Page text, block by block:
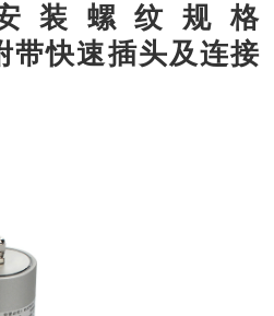
安装螺纹规格
带快速插头及连接